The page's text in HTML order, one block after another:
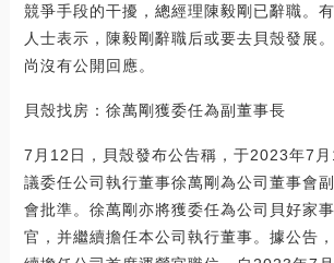
競爭手段的干擾，總經理陳毅剛已辭職。
人士表示，陳毅剛辭職后或要去貝殼發展
尚沒有公開回應。
貝殼找房：徐萬剛獲委任為副董事長
7月12日，貝殼發布公告稱，于2023年7
議委任公司執行董事徐萬剛為公司董事會
會批準。徐萬剛亦將獲委任為公司貝好家
官，并繼續擔任本公司執行董事。據公告